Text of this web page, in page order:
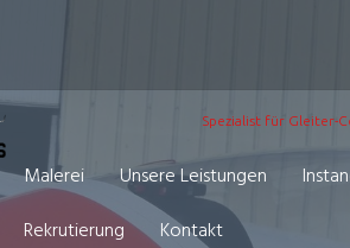
Spezialist für Gleiter-
Malerei Unsere Leistungen
Rekrutierung
Kontakt